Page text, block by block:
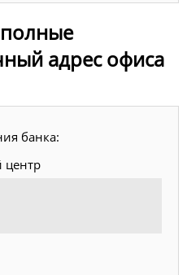
адрес офиса
банка:
центр